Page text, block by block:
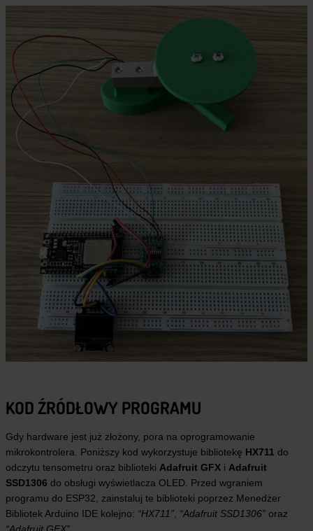
KOD ŹRÓDŁOWY PROGRAMU
Gdy hardware jest już złożony, pora na oprogramowanie
mikrokontrolera. Poniższy kod wykorzystuje bibliotekę HX711 do
odczytu tensometru oraz biblioteki Adafruit GFX i Adafruit
SSD1306 do obsługi wyświetlacza OLED. Przed wgraniem
programu do ESP32, zainstaluj te biblioteki poprzez Menedżer
Bibliotek Arduino IDE kolejno: “HX711” “Adafruit SSD1306” oraz
“Adafruit GFX”